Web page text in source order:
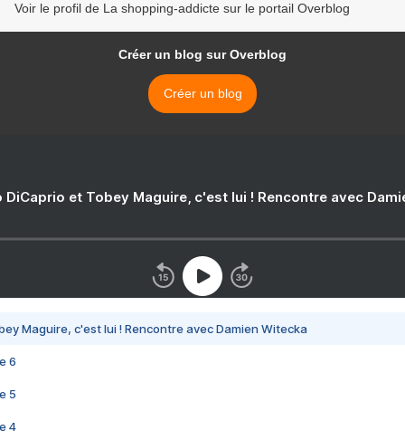
Voir le profil de La shopping-addicte sur le portail Overblog
Créer un blog sur Overblog
Créer un blog
DiCaprio et Tobey Maguire, c'est lui ! Rencontre avec
Maguire, c'est lui ! Rencontre avec Damien Witecka
6
5
4